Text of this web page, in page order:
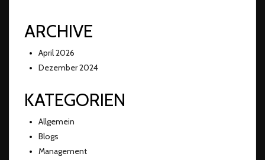
ARCHIVE
April 2026
Dezember 2024
KATEGORIEN
Allgemein
Blogs
Management